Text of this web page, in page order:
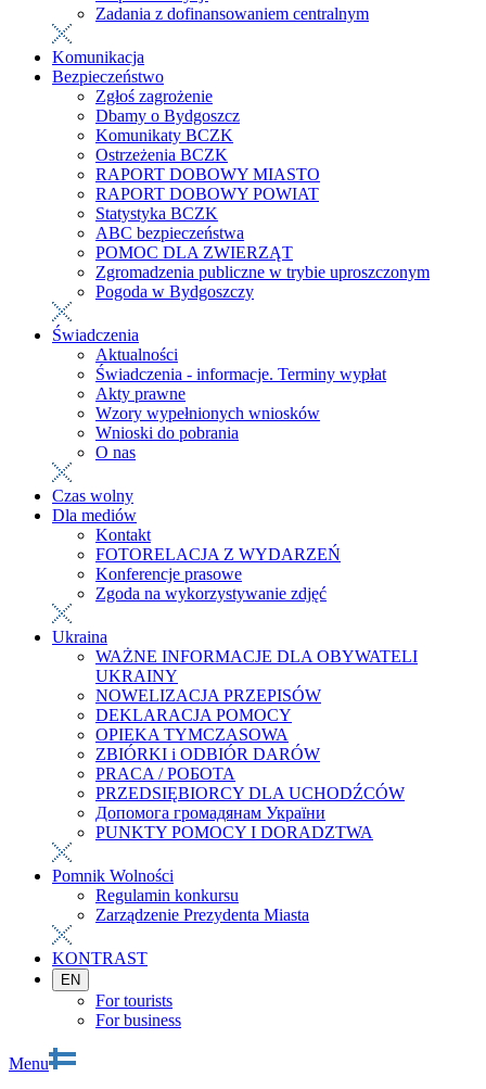
Zadania z dofinansowaniem centralnym
Komunikacja
Bezpieczeństwo
Zgłoś zagrożenie
Dbamy o Bydgoszcz
Komunikaty BCZK
Ostrzeżenia BCZK
RAPORT DOBOWY MIASTO
RAPORT DOBOWY POWIAT
Statystyka BCZK
ABC bezpieczeństwa
POMOC DLA ZWIERZĄT
Zgromadzenia publiczne w trybie uproszczonym
Pogoda w Bydgoszczy
Świadczenia
Aktualności
Świadczenia - informacje. Terminy wypłat
Akty prawne
Wzory wypełnionych wniosków
Wnioski do pobrania
O nas
Czas wolny
Dla mediów
Kontakt
FOTORELACJA Z WYDARZEŃ
Konferencje prasowe
Zgoda na wykorzystywanie zdjęć
Ukraina
WAŻNE INFORMACJE DLA OBYWATELI
UKRAINY
NOWELIZACJA PRZEPISÓW
DEKLARACJA POMOCY
OPIEKA TYMCZASOWA
ZBIÓRKI i ODBIÓR DARÓW
PRACA / РОБОТА
PRZEDSIĘBIORCY DLA UCHODŹCÓW
Допомога громадянам України
PUNKTY POMOCY I DORADZTWA
Pomnik Wolności
Regulamin konkursu
Zarządzenie Prezydenta Miasta
KONTRAST
EN
For tourists
For business
Menu